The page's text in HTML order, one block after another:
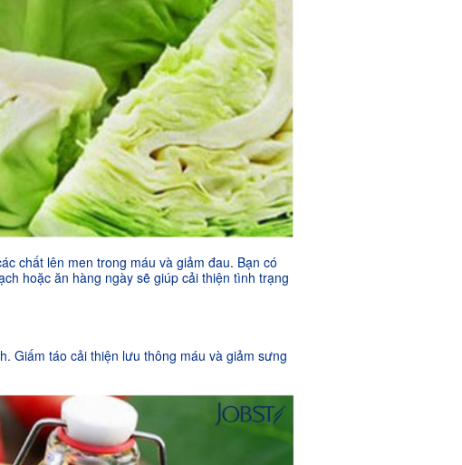
chất lên men trong máu và giảm đau. Bạn có
hoặc ăn hàng ngày sẽ giúp cải thiện tình trạng
Giấm táo cải thiện lưu thông máu và giảm sưng